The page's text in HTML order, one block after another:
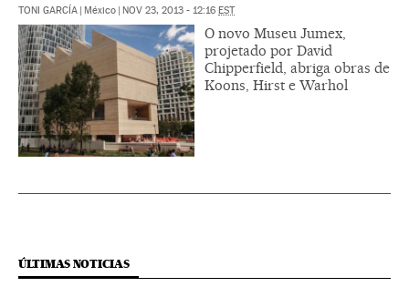
TONI GARCÍA | México | NOV 23, 2013 - 12:16 EST
O novo Museu Jumex,
projetado por David
Chipperfield, abriga obras de
Koons, Hirst e Warhol
ÚLTIMAS NOTICIAS